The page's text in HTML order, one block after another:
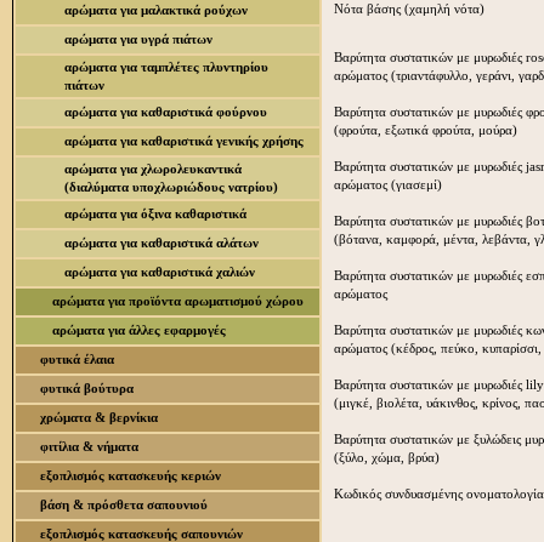
αρώματα για μαλακτικά ρούχων
αρώματα για υγρά πιάτων
αρώματα για ταμπλέτες πλυντηρίου
πιάτων
αρώματα για καθαριστικά φούρνου
αρώματα για καθαριστικά γενικής χρήσης
αρώματα για χλωρολευκαντικά
(διαλύματα υποχλωριώδους νατρίου)
αρώματα για όξινα καθαριστικά
αρώματα για καθαριστικά αλάτων
αρώματα για καθαριστικά χαλιών
αρώματα για προϊόντα αρωματισμού χώρου
αρώματα για άλλες εφαρμογές
φυτικά έλαια
φυτικά βούτυρα
χρώματα & βερνίκια
φιτίλια & νήματα
εξοπλισμός κατασκευής κεριών
βάση & πρόσθετα σαπουνιού
εξοπλισμός κατασκευής σαπουνιών
Νότα βάσης (χαμηλή νότα)
Βαρύτητα συστατικών με μυρωδιές
αρώματος (τριαντάφυλλο, γεράνι,
Βαρύτητα συστατικών με μυρωδιές
(φρούτα, εξωτικά φρούτα, μούρα)
Βαρύτητα συστατικών με μυρωδιές
αρώματος (γιασεμί)
Βαρύτητα συστατικών με μυρωδιές
(βότανα, καμφορά, μέντα, λεβάντα,
Βαρύτητα συστατικών με μυρωδιές
αρώματος
Βαρύτητα συστατικών με μυρωδιές
αρώματος (κέδρος, πεύκο,
Βαρύτητα συστατικών με μυρωδιές
(μιγκέ, βιολέτα, υάκινθος, κρίνος,
Βαρύτητα συστατικών με ξυλώδεις
(ξύλο, χώμα, βρύα)
Κωδικός συνδυασμένης